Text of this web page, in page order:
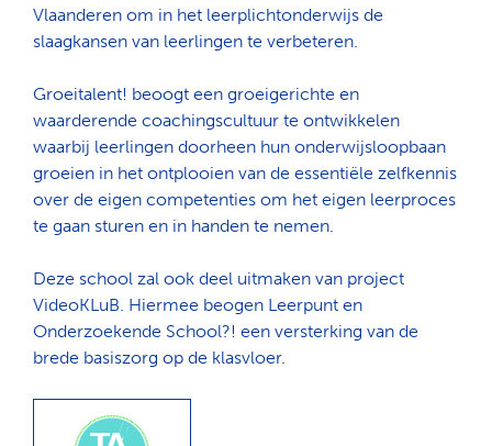
Vlaanderen om in het leerplichtonderwijs de
slaagkansen van leerlingen te verbeteren.
Groeitalent! beoogt een groeigerichte en
waarderende coachingscultuur te ontwikkelen
waarbij leerlingen doorheen hun onderwijsloopbaan
groeien in het ontplooien van de essentiële zelfkennis
over de eigen competenties om het eigen leerproces
te gaan sturen en in handen te nemen.
Deze school zal ook deel uitmaken van project
VideoKLuB. Hiermee beogen Leerpunt en
Onderzoekende School?! een versterking van de
brede basiszorg op de klasvloer.